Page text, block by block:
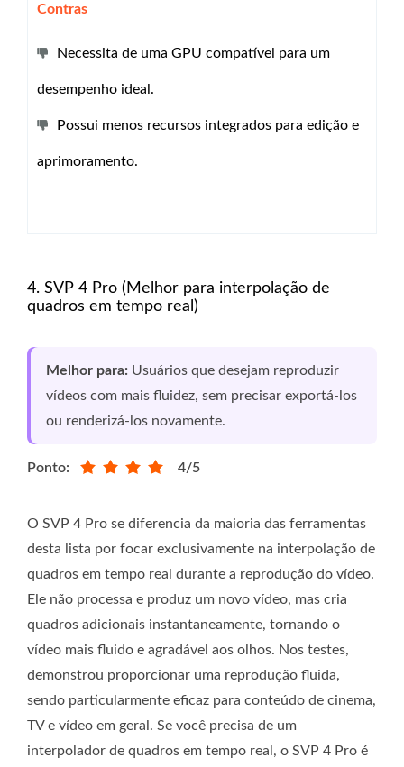
Contras
Necessita de uma GPU compatível para um
desempenho ideal.
Possui menos recursos integrados para edição e
aprimoramento.
4. SVP 4 Pro (Melhor para interpolação de
quadros em tempo real)
Melhor para: Usuários que desejam reproduzir
vídeos com mais fluidez, sem precisar exportá-los
ou renderizá-los novamente.
Ponto: 4/5
O SVP 4 Pro se diferencia da maioria das ferramentas
desta lista por focar exclusivamente na interpolação de
quadros em tempo real durante a reprodução do vídeo.
Ele não processa e produz um novo vídeo, mas cria
quadros adicionais instantaneamente, tornando o
vídeo mais fluido e agradável aos olhos. Nos testes,
demonstrou proporcionar uma reprodução fluida,
sendo particularmente eficaz para conteúdo de cinema,
TV e vídeo em geral. Se você precisa de um
interpolador de quadros em tempo real, o SVP 4 Pro é